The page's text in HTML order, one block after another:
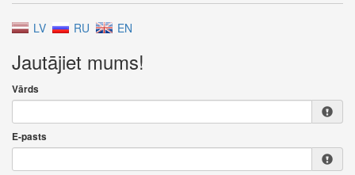
LV RU EN
Jautājiet mums!
Vārds
E-pasts